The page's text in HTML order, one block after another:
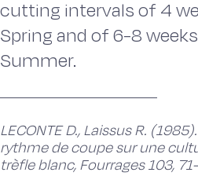
cutting intervals of 4
Spring and of 6-8
Summer.
LECONTE D., Laissus R.
rythme de coupe sur une
trèfle blanc, Fourrages 103,